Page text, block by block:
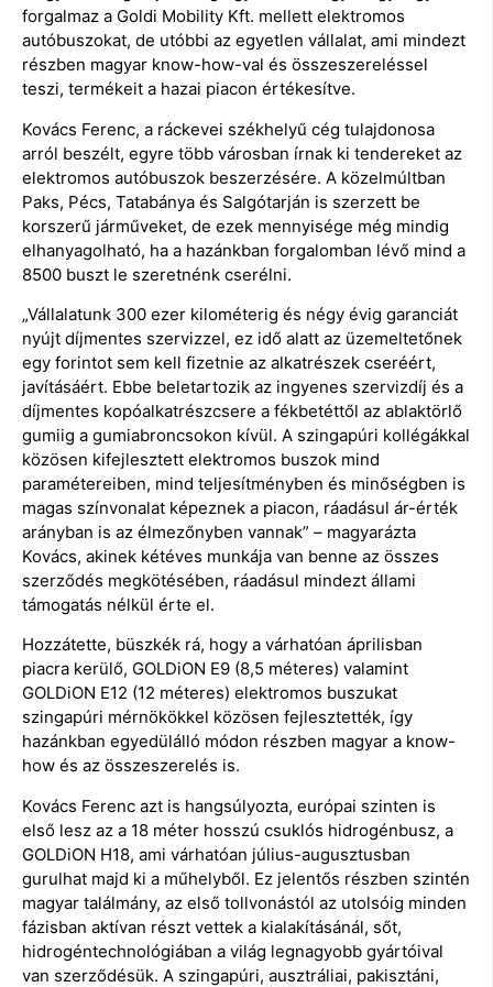
forgalmaz a Goldi Mobility Kft. mellett elektromos
autóbuszokat, de utóbbi az egyetlen vállalat, ami mindezt
részben magyar know-how-val és összeszereléssel
teszi, termékeit a hazai piacon értékesítve.
Kovács Ferenc, a ráckevei székhelyű cég tulajdonosa
arról beszélt, egyre több városban írnak ki tendereket az
elektromos autóbuszok beszerzésére. A közelmúltban
Paks, Pécs, Tatabánya és Salgótarján is szerzett be
korszerű járműveket, de ezek mennyisége még mindig
elhanyagolható, ha a hazánkban forgalomban lévő mind a
8500 buszt le szeretnénk cserélni.
„Vállalatunk 300 ezer kilométerig és négy évig garanciát
nyújt díjmentes szervizzel, ez idő alatt az üzemeltetőnek
egy forintot sem kell fizetnie az alkatrészek cseréért,
javításáért. Ebbe beletartozik az ingyenes szervizdíj és a
díjmentes kopóalkatrészcsere a fékbetéttől az ablaktörlő
gumiig a gumiabroncsokon kívül. A szingapúri kollégákkal
közösen kifejlesztett elektromos buszok mind
paramétereiben, mind teljesítményben és minőségben is
magas színvonalat képeznek a piacon, ráadásul ár-érték
arányban is az élmezőnyben vannak” – magyarázta
Kovács, akinek kétéves munkája van benne az összes
szerződés megkötésében, ráadásul mindezt állami
támogatás nélkül érte el.
Hozzátette, büszkék rá, hogy a várhatóan áprilisban
piacra kerülő, GOLDiON E9 (8,5 méteres) valamint
GOLDiON E12 (12 méteres) elektromos buszukat
szingapúri mérnökökkel közösen fejlesztették, így
hazánkban egyedülálló módon részben magyar a know-
how és az összeszerelés is.
Kovács Ferenc azt is hangsúlyozta, európai szinten is
első lesz az a 18 méter hosszú csuklós hidrogénbusz, a
GOLDiON H18, ami várhatóan július-augusztusban
gurulhat majd ki a műhelyből. Ez jelentős részben szintén
magyar találmány, az első tollvonástól az utolsóig minden
fázisban aktívan részt vettek a kialakításánál, sőt,
hidrogéntechnológiában a világ legnagyobb gyártóival
van szerződésük. A szingapúri, ausztráliai, pakisztáni,